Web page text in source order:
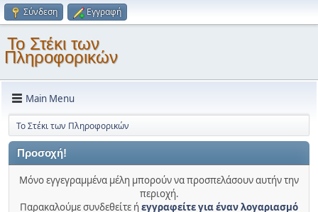
Σύνδεση Εγγραφή
Το Στέκι των
Πληροφορικών
Main Menu
Το Στέκι των Πληροφορικών
Προσοχή!
Μόνο εγγεγραμμένα μέλη μπορούν να προσπελάσουν αυτήν την
περιοχή.
Παρακαλούμε συνδεθείτε ήεγγραφείτε για έναν λογαριασμό